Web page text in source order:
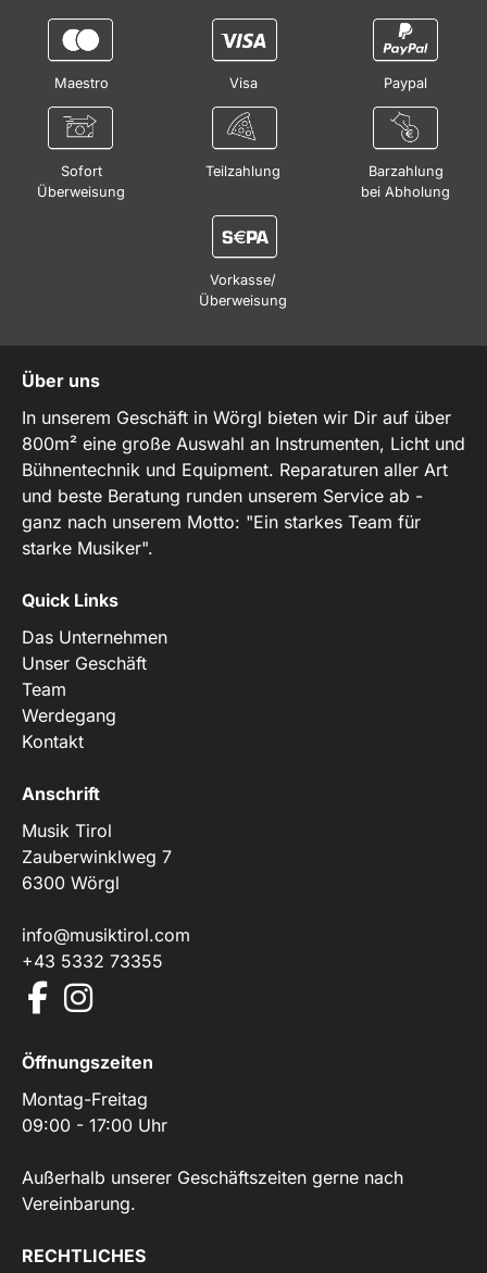
Maestro Visa Paypal
Sofort
Überweisung
Teilzahlung
Barzahlung
bei Abholung
Vorkasse/
Überweisung
Über uns
In unserem Geschäft in Wörgl bieten wir Dir auf über
800m² eine große Auswahl an Instrumenten, Licht und
Bühnentechnik und Equipment. Reparaturen aller Art
und beste Beratung runden unserem Service ab -
ganz nach unserem Motto: "Ein starkes Team für
starke Musiker".
Quick Links
Das Unternehmen
Unser Geschäft
Team
Werdegang
Kontakt
Anschrift
Musik Tirol
Zauberwinklweg 7
6300 Wörgl
info@musiktirol.com
+43 5332 73355
Öffnungszeiten
Montag-Freitag
09:00 - 17:00 Uhr
Außerhalb unserer Geschäftszeiten gerne nach
Vereinbarung.
RECHTLICHES